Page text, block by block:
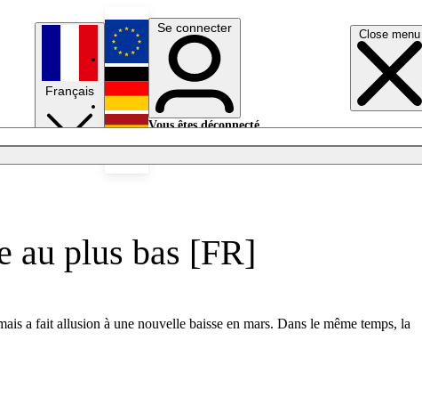
Close menu
Français
English
Deutsch
Se connecter
Vous êtes déconnecté.
au plus bas [FR]
a fait allusion à une nouvelle baisse en mars. Dans le même temps, la